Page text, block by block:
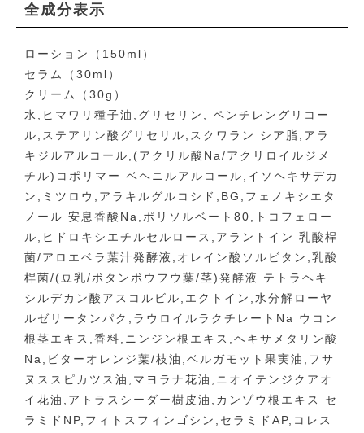
全成分表示
ローション（150ml）
セラム（30ml）
クリーム（30g）
水,ヒマワリ種子油,グリセリン, ペンチレングリコー
ル,ステアリン酸グリセリル,スクワラン シア脂,アラ
キジルアルコール,(アクリル酸Na/アクリロイルジメ
チル)コポリマー ベヘニルアルコール,イソヘキサデカ
ン,ミツロウ,アラキルグルコシド,BG,フェノキシエタ
ノール 安息香酸Na,ポリソルベート80,トコフェロー
ル,ヒドロキシエチルセルロース,アラントイン 乳酸桿
菌/アロエベラ葉汁発酵液,オレイン酸ソルビタン,乳酸
桿菌/(豆乳/ボタンボウフウ葉/茎)発酵液 テトラヘキ
シルデカン酸アスコルビル,エクトイン,水分解ローヤ
ルゼリータンパク,ラウロイルラクチレートNa ウコン
根茎エキス,香料,ニンジン根エキス,ヘキサメタリン酸
Na,ビターオレンジ葉/枝油,ベルガモット果実油,フサ
ヌススピカツス油,マヨラナ花油,ニオイテンジクアオ
イ花油,アトラスシーダー樹皮油,カンゾウ根エキス セ
ラミドNP,フィトスフィンゴシン,セラミドAP,コレス